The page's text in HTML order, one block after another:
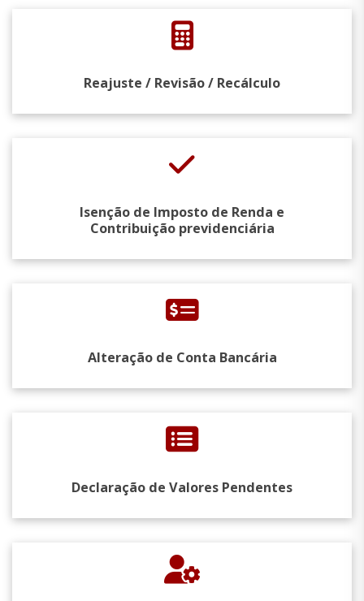
Reajuste / Revisão / Recálculo
Isenção de Imposto de Renda e
Contribuição previdenciária
Alteração de Conta Bancária
Declaração de Valores Pendentes